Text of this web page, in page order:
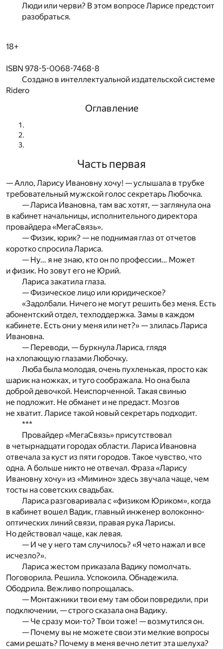
Люди или черви? В этом вопросе Ларисе предстоит
разобраться.
18+
ISBN 978-5-0068-7468-8
Создано в интеллектуальной издательской системе
Ridero
Оглавление
Часть первая
— Алло, Ларису Ивановну хочу! — услышала в трубке
требовательный мужской голос секретарь Любочка.
— Лариса Ивановна, там вас хотят, — заглянула она
в кабинет начальницы, исполнительного директора
провайдера «МегаСвязь».
— Физик, юрик? — не поднимая глаз от отчетов
коротко спросила Лариса.
— Ну… я не знаю, кто он по профессии… Может
и физик. Но зовут его не Юрий.
Лариса закатила глаза.
— Физическое лицо или юридическое?
«Задолбали. Ничего не могут решить без меня. Есть
абонентский отдел, техподдержка. Замы в каждом
кабинете. Есть они у меня или нет?» — злилась Лариса
Ивановна.
— Переводи, — буркнула Лариса, глядя
на хлопающую глазами Любочку.
Люба была молодая, очень пухленькая, просто как
шарик на ножках, и туго соображала. Но она была
доброй девочкой. Неиспорченной. Такая свинью
не подложит. Не обманет и не предаст. Мозгов
не хватит. Ларисе такой новый секретарь подходит.
***
Провайдер «МегаСвязь» присутствовал
в четырнадцати городах области. Лариса Ивановна
отвечала за куст из пяти городов. Такое чувство, что
одна. А больше никто не отвечал. Фраза «Ларису
Ивановну хочу» из «Мимино» здесь звучала чаще, чем
тосты на советских свадьбах.
Лариса разговаривала с «физиком Юриком», когда
в кабинет вошел Вадик, главный инженер волоконно-
оптических линий связи, правая рука Ларисы.
Но действовал чаще, как левая.
— И че у него там случилось? «Я чето нажал и все
исчезло?».
Лариса жестом приказала Вадику помолчать.
Поговорила. Решила. Успокоила. Обнадежила.
Ободрила. Вежливо попрощалась.
— Монтажники твои ему там обои повредили, при
подключении, — строго сказала она Вадику.
— Че сразу мои-то? Твои тоже! — возмутился он.
— Почему вы не можете свои эти мелкие вопросы
сами решать? Почему в меня вечно летит эта шелуха?